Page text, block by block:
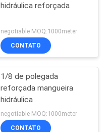
hidráulica reforçada
negotiable MOQ:1000meter
CONTATO
1/8 de polegada
reforçada mangueira
hidráulica
negotiable MOQ:1000meter
CONTATO